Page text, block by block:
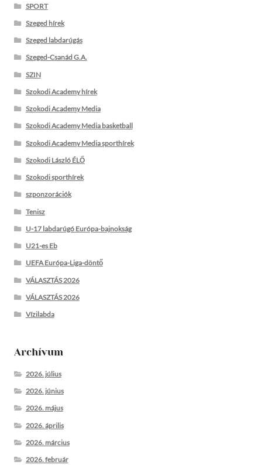
SPORT
Szeged hírek
Szeged labdarúgás
Szeged-Csanád G.A.
SZIN
Szokodi Academy hírek
Szokodi Academy Media
Szokodi Academy Media basketball
Szokodi Academy Media sporthírek
Szokodi László ÉLŐ
Szokodi sporthírek
szponzorációk
Tenisz
U-17 labdarúgó Európa-bajnokság
U21-es Eb
UEFA Európa-Liga-döntő
VÁLASZTÁS 2026
VÁLASZTÁS 2026
Vízilabda
Archívum
2026. július
2026. június
2026. május
2026. április
2026. március
2026. február